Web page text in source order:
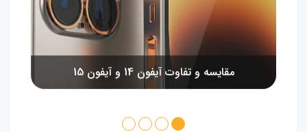
مقایسه و تفاوت آیفون 14 و آیفون 15